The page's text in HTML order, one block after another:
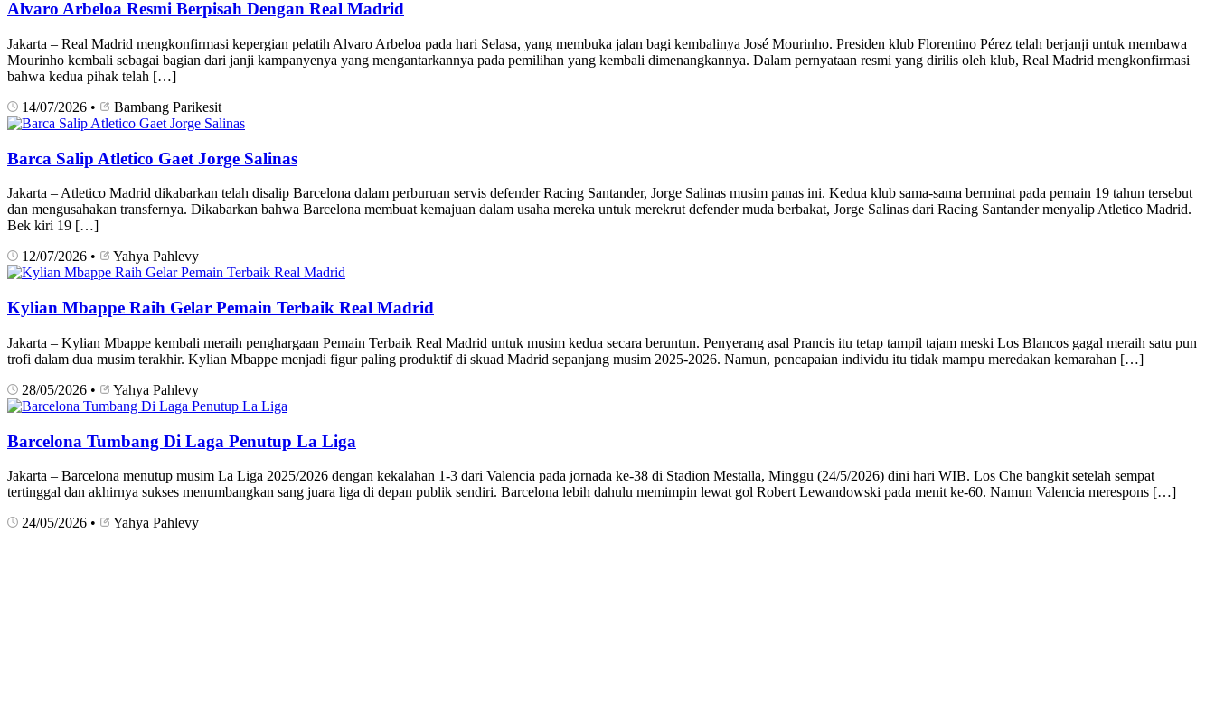
Alvaro Arbeloa Resmi Berpisah Dengan Real Madrid
Jakarta – Real Madrid mengkonfirmasi kepergian pelatih Alvaro Arbeloa pada hari Selasa, yang membuka jalan bagi kembalinya José Mourinho. Presiden klub Florentino Pérez telah berjanji untuk membawa
Mourinho kembali sebagai bagian dari janji kampanyenya yang mengantarkannya pada pemilihan yang kembali dimenangkannya. Dalam pernyataan resmi yang dirilis oleh klub, Real Madrid mengkonfirmasi
bahwa kedua pihak telah […]
14/07/2026 • Bambang Parikesit
Barca Salip Atletico Gaet Jorge Salinas
Jakarta – Atletico Madrid dikabarkan telah disalip Barcelona dalam perburuan servis defender Racing Santander, Jorge Salinas musim panas ini. Kedua klub sama-sama berminat pada pemain 19 tahun tersebut
dan mengusahakan transfernya. Dikabarkan bahwa Barcelona membuat kemajuan dalam usaha mereka untuk merekrut defender muda berbakat, Jorge Salinas dari Racing Santander menyalip Atletico Madrid.
Bek kiri 19 […]
12/07/2026 • Yahya Pahlevy
Kylian Mbappe Raih Gelar Pemain Terbaik Real Madrid
Jakarta – Kylian Mbappe kembali meraih penghargaan Pemain Terbaik Real Madrid untuk musim kedua secara beruntun. Penyerang asal Prancis itu tetap tampil tajam meski Los Blancos gagal meraih satu pun
trofi dalam dua musim terakhir. Kylian Mbappe menjadi figur paling produktif di skuad Madrid sepanjang musim 2025-2026. Namun, pencapaian individu itu tidak mampu meredakan kemarahan […]
28/05/2026 • Yahya Pahlevy
Barcelona Tumbang Di Laga Penutup La Liga
Jakarta – Barcelona menutup musim La Liga 2025/2026 dengan kekalahan 1-3 dari Valencia pada jornada ke-38 di Stadion Mestalla, Minggu (24/5/2026) dini hari WIB. Los Che bangkit setelah sempat
tertinggal dan akhirnya sukses menumbangkan sang juara liga di depan publik sendiri. Barcelona lebih dahulu memimpin lewat gol Robert Lewandowski pada menit ke-60. Namun Valencia merespons […]
24/05/2026 • Yahya Pahlevy